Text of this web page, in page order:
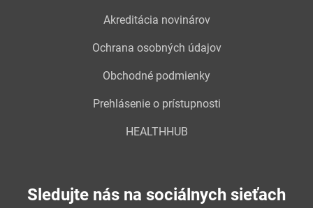
Akreditácia novinárov
Ochrana osobných údajov
Obchodné podmienky
Prehlásenie o prístupnosti
HEALTHHUB
Sledujte nás na sociálnych sieťach